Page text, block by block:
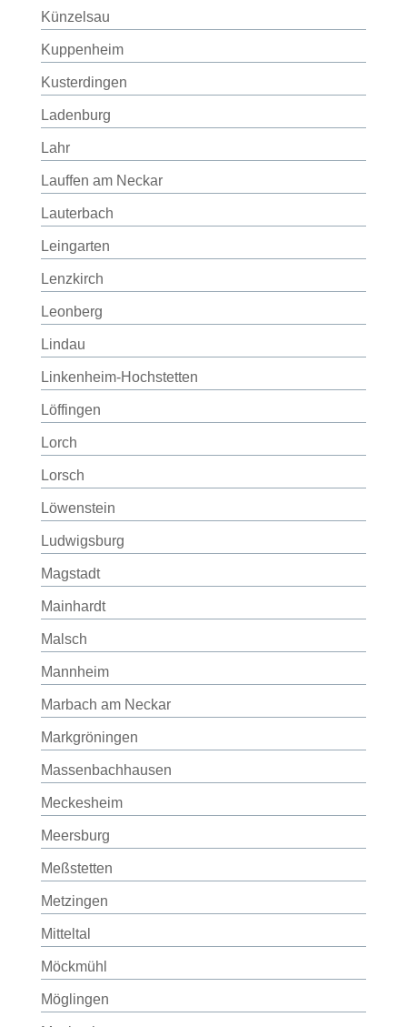
Künzelsau
Kuppenheim
Kusterdingen
Ladenburg
Lahr
Lauffen am Neckar
Lauterbach
Leingarten
Lenzkirch
Leonberg
Lindau
Linkenheim-Hochstetten
Löffingen
Lorch
Lorsch
Löwenstein
Ludwigsburg
Magstadt
Mainhardt
Malsch
Mannheim
Marbach am Neckar
Markgröningen
Massenbachhausen
Meckesheim
Meersburg
Meßstetten
Metzingen
Mitteltal
Möckmühl
Möglingen